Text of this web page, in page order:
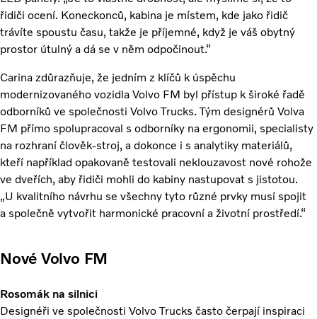
řidiči ocení. Koneckonců, kabina je místem, kde jako řidič
trávíte spoustu času, takže je příjemné, když je váš obytný
prostor útulný a dá se v něm odpočinout.“
Carina zdůrazňuje, že jedním z klíčů k úspěchu
modernizovaného vozidla Volvo FM byl přístup k široké řadě
odborníků ve společnosti Volvo Trucks. Tým designérů Volva
FM přímo spolupracoval s odborníky na ergonomii, specialisty
na rozhraní člověk-stroj, a dokonce i s analytiky materiálů,
kteří například opakovaně testovali neklouzavost nové rohože
ve dveřích, aby řidiči mohli do kabiny nastupovat s jistotou.
„U kvalitního návrhu se všechny tyto různé prvky musí spojit
a společně vytvořit harmonické pracovní a životní prostředí.“
Nové Volvo FM
Rosomák na silnici
Designéři ve společnosti Volvo Trucks často čerpají inspiraci